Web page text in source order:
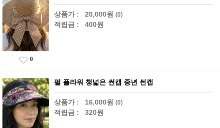
상품가 : 20,000원 (0)
적립금 : 400원
0
펄 플라워 챙넓은 썬캡 중년 썬캡
상품가 : 16,000원 (0)
적립금 : 320원